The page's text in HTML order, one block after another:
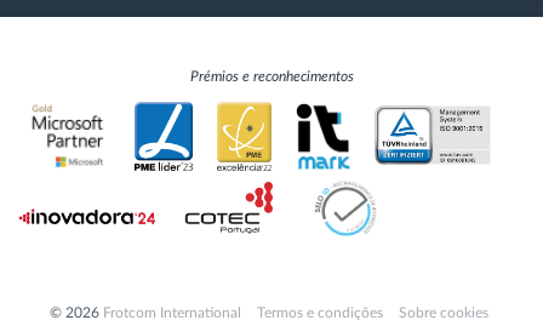
Prémios e reconhecimentos
© 2026 Frotcom International Termos e condições Sobre cookies